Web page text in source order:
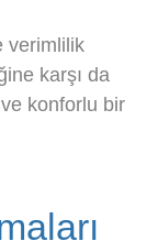
verimlilik
karşı da
konforlu bir